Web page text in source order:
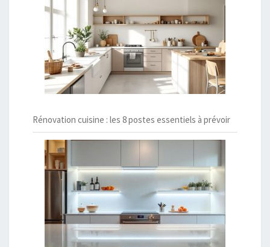
Rénovation cuisine : les 8 postes essentiels à prévoir